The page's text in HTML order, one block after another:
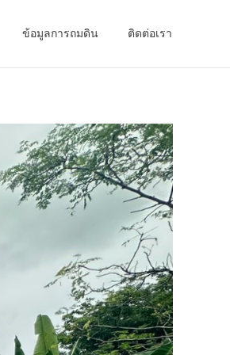
ข้อมูลการถมดิน ติดต่อเรา